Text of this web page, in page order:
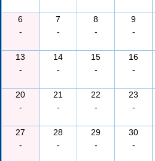
6
-
7
-
8
-
9
-
13
-
14
-
15
-
16
-
20
-
21
-
22
-
23
-
27
-
28
-
29
-
30
-